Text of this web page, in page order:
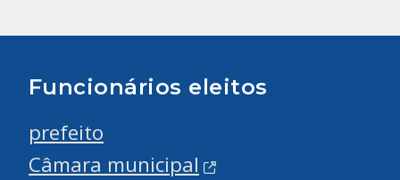
Funcionários eleitos
prefeito
Câmara municipal